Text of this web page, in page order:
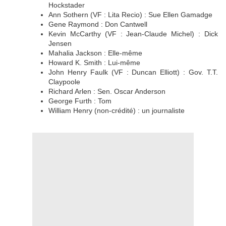
Hockstader
Ann Sothern (VF : Lita Recio) : Sue Ellen Gamadge
Gene Raymond : Don Cantwell
Kevin McCarthy (VF : Jean-Claude Michel) : Dick
Jensen
Mahalia Jackson : Elle-même
Howard K. Smith : Lui-même
John Henry Faulk (VF : Duncan Elliott) : Gov. T.T.
Claypoole
Richard Arlen : Sen. Oscar Anderson
George Furth : Tom
William Henry (non-crédité) : un journaliste